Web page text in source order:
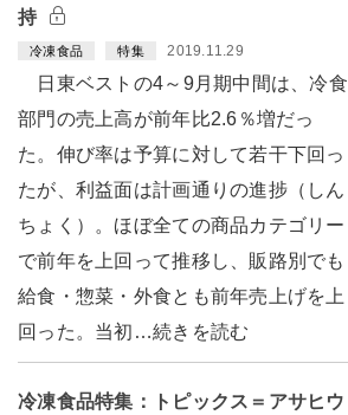
持
冷凍食品 特集 2019.11.29
日東ベストの4～9月期中間は、冷食
部門の売上高が前年比2.6％増だっ
た。伸び率は予算に対して若干下回っ
たが、利益面は計画通りの進捗（しん
ちょく）。ほぼ全ての商品カテゴリー
で前年を上回って推移し、販路別でも
給食・惣菜・外食とも前年売上げを上
回った。当初…続きを読む
冷凍食品特集：トピックス＝アサヒウ